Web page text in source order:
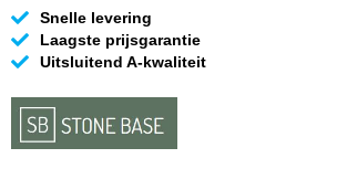
Snelle levering
Laagste prijsgarantie
Uitsluitend A-kwaliteit